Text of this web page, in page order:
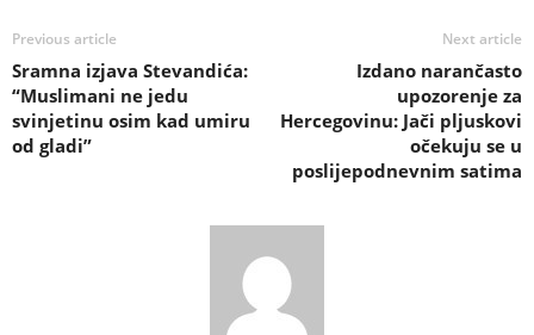
Previous article
Sramna izjava Stevandića:
“Muslimani ne jedu
svinjetinu osim kad umiru
od gladi”
Next article
Izdano narančasto
upozorenje za
Hercegovinu: Jači pljuskovi
očekuju se u
poslijepodnevnim satima